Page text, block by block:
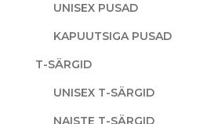
UNISEX PUSAD
KAPUUTSIGA PUSAD
T-SÄRGID
UNISEX T-SÄRGID
NAISTE T-SÄRGID